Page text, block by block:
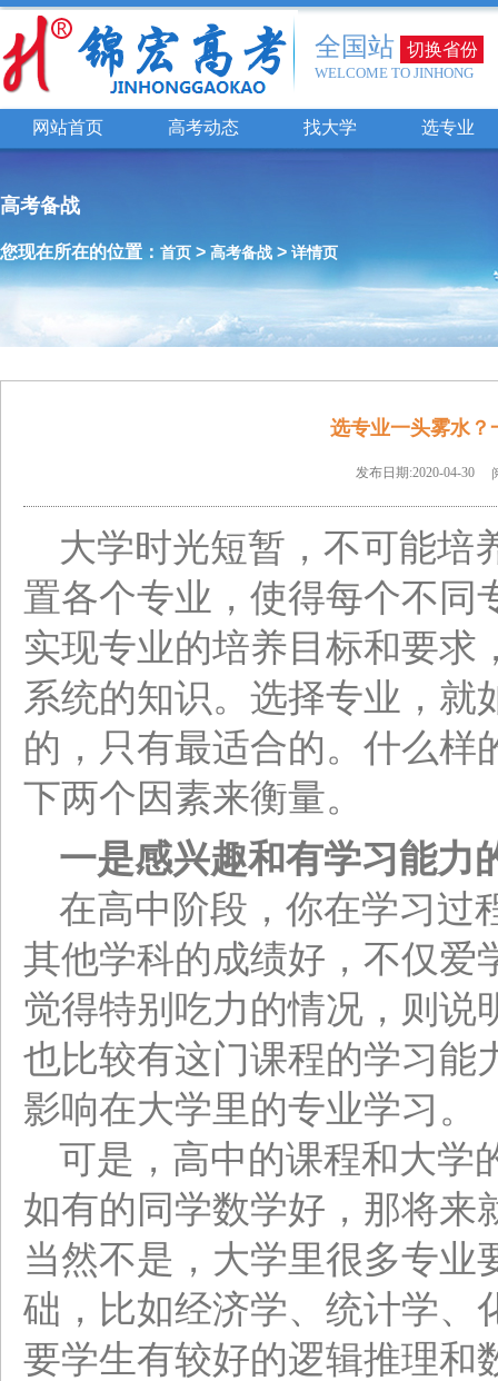
全国站 切换省份
WELCOME TO JINHONG
网站首页 高考动态 找大学 选专业
高考备战
您现在所在的位置： 首页 > 高考备战 > 详情页
选专业一头雾水？
发布日期:2020-04-30
大学时光短暂，不可能培
置各个专业，使得每个不同
实现专业的培养目标和要求
系统的知识。选择专业，就
的，只有最适合的。什么样
下两个因素来衡量。
一是感兴趣和有学习能力
在高中阶段，你在学习过
其他学科的成绩好，不仅爱
觉得特别吃力的情况，则说
也比较有这门课程的学习能
影响在大学里的专业学习。
可是，高中的课程和大学
如有的同学数学好，那将来
当然不是，大学里很多专业
础，比如经济学、统计学、
要学生有较好的逻辑推理和